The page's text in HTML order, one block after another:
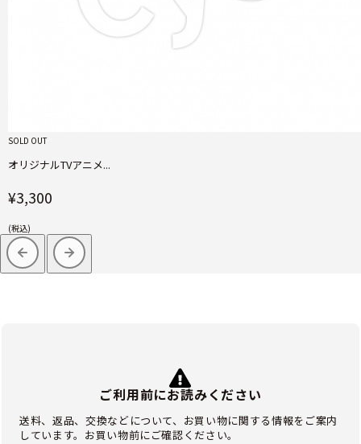
SOLD OUT
オリジナルTVアニメ...
¥3,300
(税込)
ご利用前にお読みください
送料、返品、交換などについて、お買い物に関する情報をご案内
しています。お買い物前にご確認ください。